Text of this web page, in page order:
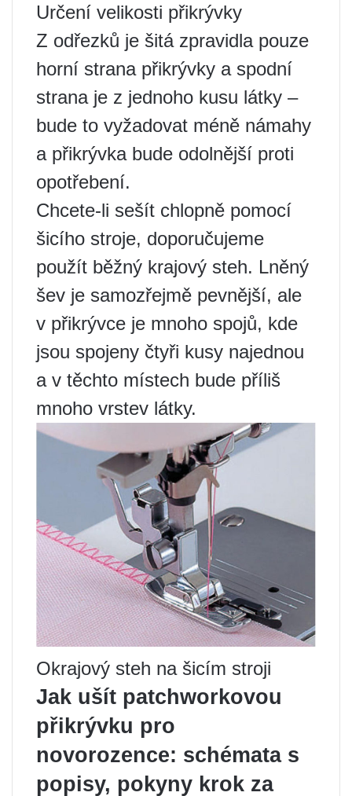
Určení velikosti přikrývky
Z odřezků je šitá zpravidla pouze
horní strana přikrývky a spodní
strana je z jednoho kusu látky –
bude to vyžadovat méně námahy
a přikrývka bude odolnější proti
opotřebení.
Chcete-li sešít chlopně pomocí
šicího stroje, doporučujeme
použít běžný krajový steh. Lněný
šev je samozřejmě pevnější, ale
v přikrývce je mnoho spojů, kde
jsou spojeny čtyři kusy najednou
a v těchto místech bude příliš
mnoho vrstev látky.
Okrajový steh na šicím stroji
Jak ušít patchworkovou
přikrývku pro
novorozence: schémata s
popisy, pokyny krok za